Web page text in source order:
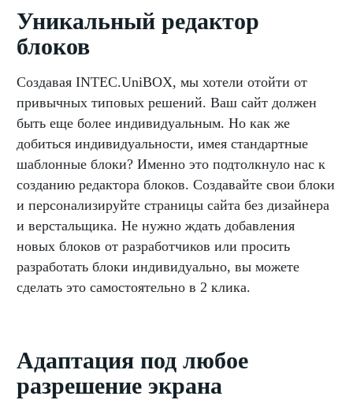
Уникальный редактор
блоков
Создавая INTEC.UniBOX, мы хотели отойти от
привычных типовых решений. Ваш сайт должен
быть еще более индивидуальным. Но как же
добиться индивидуальности, имея стандартные
шаблонные блоки? Именно это подтолкнуло нас к
созданию редактора блоков. Создавайте свои блоки
и персонализируйте страницы сайта без дизайнера
и верстальщика. Не нужно ждать добавления
новых блоков от разработчиков или просить
разработать блоки индивидуально, вы можете
сделать это самостоятельно в 2 клика.
Адаптация под любое
разрешение экрана